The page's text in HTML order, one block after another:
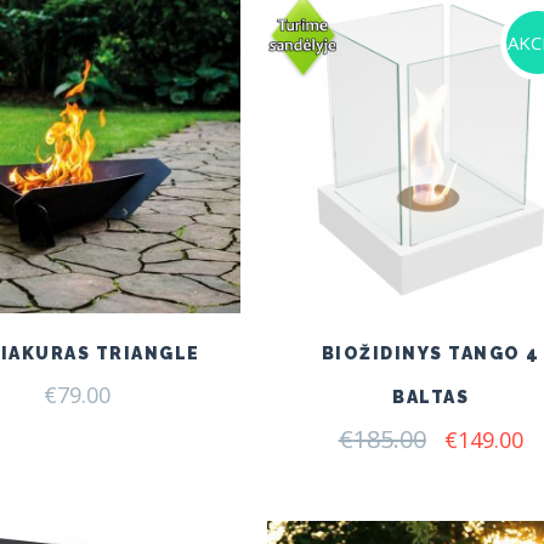
TRIANGLE
€79.00
BIOŽIDINYS TANGO 4
BALTAS
€185.00 Original
€149.00